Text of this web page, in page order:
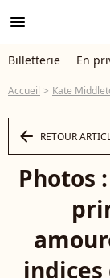
menu
Billetterie En
Accueil Kate
arrow_left RETOUR
Photos